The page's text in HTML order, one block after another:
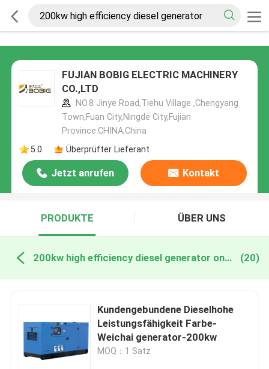
FUJIAN BOBIG ELECTRIC MACHINERY
CO.,LTD
NO.8 Jinye Road,Tiehu Village ,Chengyang
Town,Fuan City,Ningde City,Fujian
Province.CHINA,China
5.0
Überprüfter Lieferant
Jetzt anrufen Kontakt
PRODUKTE ÜBER UNS
200kw high efficiency diesel generator online manufacture (20)
Kundengebundene Dieselhohe
Leistungsfähigkeit Farbe-
Weichai generator-200kw
MOQ：1 Satz